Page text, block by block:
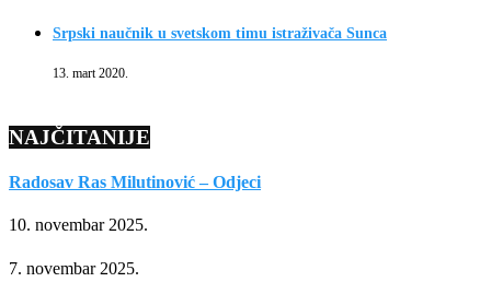
Srpski naučnik u svetskom timu istraživača Sunca
13. mart 2020.
NAJČITANIJE
Radosav Ras Milutinović – Odjeci
10. novembar 2025.
7. novembar 2025.